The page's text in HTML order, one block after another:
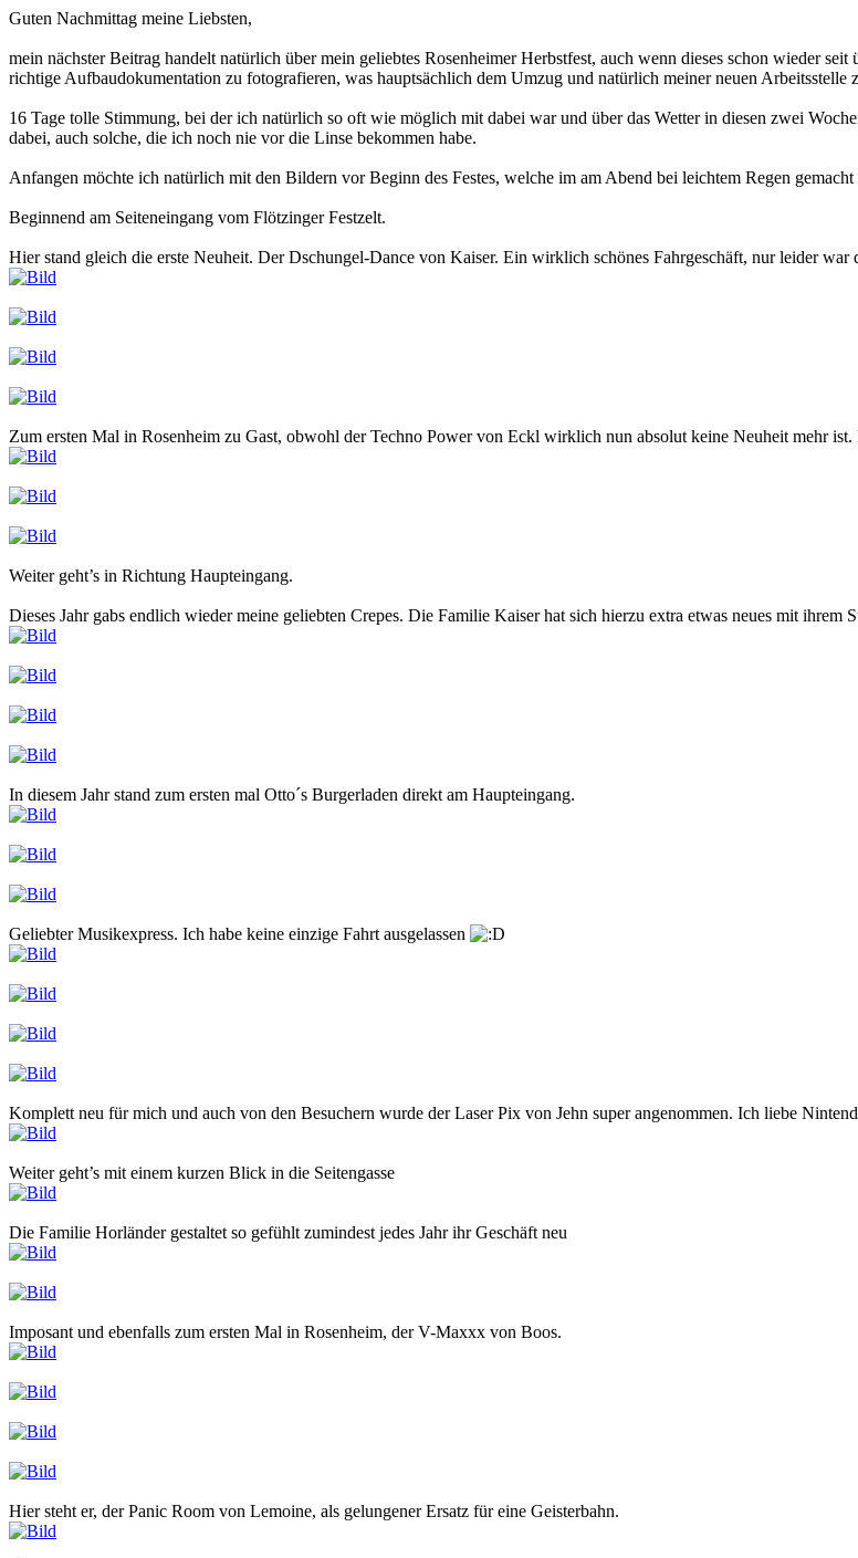
Guten Nachmittag meine Liebsten,
mein nächster Beitrag handelt natürlich über mein geliebtes Rosenheimer Herbstfest, auch wenn dieses schon wieder
richtige Aufbaudokumentation zu fotografieren, was hauptsächlich dem Umzug und natürlich meiner neuen
16 Tage tolle Stimmung, bei der ich natürlich so oft wie möglich mit dabei war und über das Wetter in diesen zwei
dabei, auch solche, die ich noch nie vor die Linse bekommen habe.
Anfangen möchte ich natürlich mit den Bildern vor Beginn des Festes, welche im am Abend bei leichtem Regen
Beginnend am Seiteneingang vom Flötzinger Festzelt.
Hier stand gleich die erste Neuheit. Der Dschungel-Dance von Kaiser. Ein wirklich schönes Fahrgeschäft, nur leider war
Zum ersten Mal in Rosenheim zu Gast, obwohl der Techno Power von Eckl wirklich nun absolut keine Neuheit mehr ist.
Weiter geht’s in Richtung Haupteingang.
Dieses Jahr gabs endlich wieder meine geliebten Crepes. Die Familie Kaiser hat sich hierzu extra etwas neues mit ihrem
In diesem Jahr stand zum ersten mal Otto´s Burgerladen direkt am Haupteingang.
Geliebter Musikexpress. Ich habe keine einzige Fahrt ausgelassen
Komplett neu für mich und auch von den Besuchern wurde der Laser Pix von Jehn super angenommen. Ich liebe
Weiter geht’s mit einem kurzen Blick in die Seitengasse
Die Familie Horländer gestaltet so gefühlt zumindest jedes Jahr ihr Geschäft neu
Imposant und ebenfalls zum ersten Mal in Rosenheim, der V-Maxxx von Boos.
Hier steht er, der Panic Room von Lemoine, als gelungener Ersatz für eine Geisterbahn.